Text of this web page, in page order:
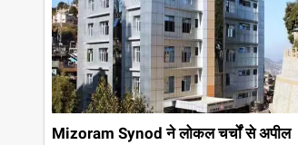
Mizoram Synod ने लोकल चर्चों से अपील